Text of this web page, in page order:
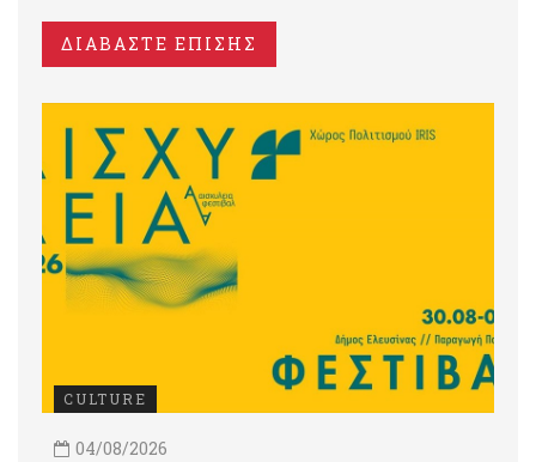
ΔΙΑΒΑΣΤΕ ΕΠΙΣΗΣ
CULTURE
04/08/2026